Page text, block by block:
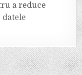
a reduce
datele